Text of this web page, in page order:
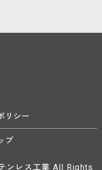
リシー
プ
ンレス工業 All Rights